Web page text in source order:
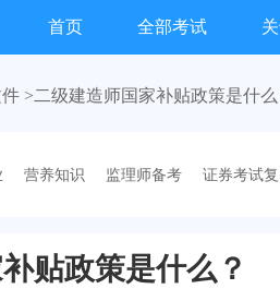
首页 全部考试
>二级建造师国家补贴政策是什么
营养知识 监理师备考 证券考试复
贴政策是什么？